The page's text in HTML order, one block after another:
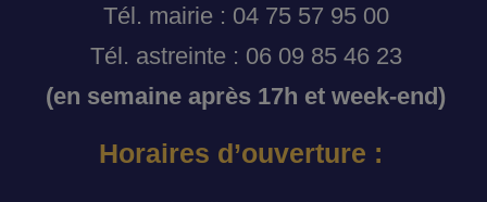
Tél. mairie : 04 75 57 95 00
Tél. astreinte : 06 09 85 46 23
(en semaine après 17h et week-end)
Horaires d’ouverture :